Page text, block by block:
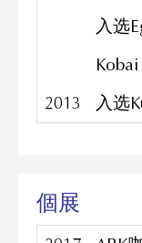
入选
2013
入选
個展